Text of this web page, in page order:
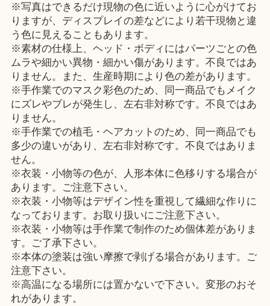
※写真はできるだけ現物の色に近いように心がけてお
りますが、ディスプレイの差などにより若干現物と違
う色に見えることもあります。
※素材の仕様上、ヘッド・ボディにはパーツごとの色
ムラや細かい異物・細かい傷があります。不良ではあ
りません。また、生産時期により色の差があります。
※手作業でのマスク彩色のため、同一商品でもメイク
にズレやブレが発生し、左右非対称です。不良ではあ
りません。
※手作業での植毛・ヘアカットのため、同一商品でも
多少の違いがあり、左右非対称です。不良ではありま
せん。
※衣装・小物等の色が、人形本体に色移りする場合が
あります。ご注意下さい。
※衣装・小物等はデザイン性を重視して繊細な作りに
なっております。お取り扱いにご注意下さい。
※衣装・小物等は手作業で制作のため個体差がありま
す。ご了承下さい。
※本体の塗装は強い摩擦で剥げる場合があります。ご
注意下さい。
※高温になる場所には置かないで下さい。変形のおそ
れがあります。